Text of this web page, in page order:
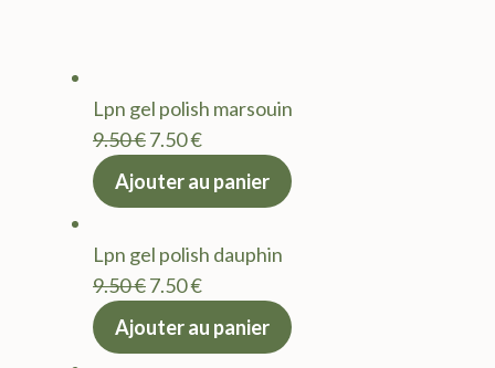
Lpn gel polish marsouin
9.50€Le
prix
9.50 €.
7.50€Le
actuel
7.50 €.
Ajouter au panier
Lpn gel polish dauphin
9.50€Le
prix
7.50€Le
actuel
Ajouter au panier